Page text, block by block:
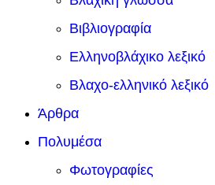
Βιβλιογραφία
Ελληνοβλάχικο λεξικό
Βλαχο-ελληνικό λεξικό
Άρθρα
Πολυμέσα
Φωτογραφίες